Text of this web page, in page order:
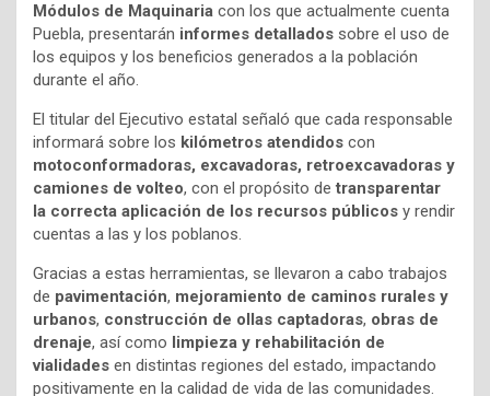
Módulos de Maquinaria con los que actualmente cuenta
Puebla, presentarán informes detallados sobre el uso de
los equipos y los beneficios generados a la población
durante el año.
El titular del Ejecutivo estatal señaló que cada responsable
informará sobre los kilómetros atendidos con
motoconformadoras, excavadoras, retroexcavadoras y
camiones de volteo, con el propósito detransparentar
la correcta aplicación de los recursos públicos y rendir
cuentas a las y los poblanos.
Gracias a estas herramientas, se llevaron a cabo trabajos
de pavimentación, mejoramiento de caminos rurales y
urbanos, construcción de ollas captadoras, obras de
drenaje, así como limpieza y rehabilitación de
vialidades en distintas regiones del estado, impactando
positivamente en la calidad de vida de las comunidades.